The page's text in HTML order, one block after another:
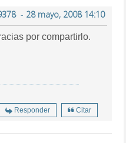
- 28 mayo, 2008 14:10
por compartirlo.
Responder Citar